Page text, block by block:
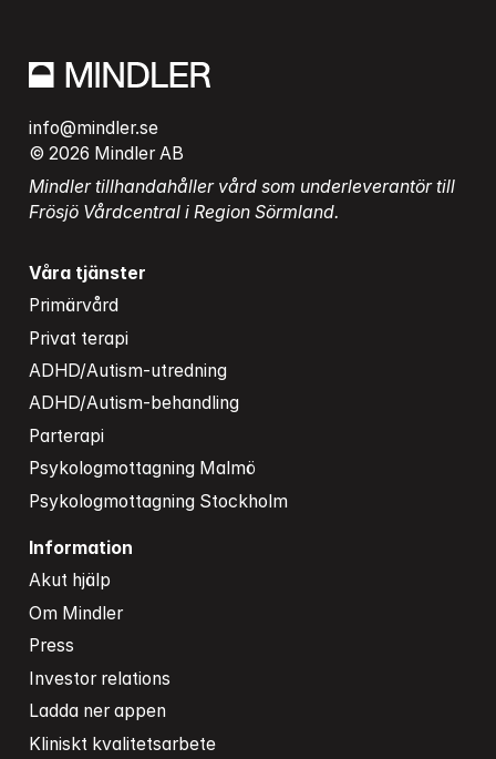
info@mindler.se
© 2026 Mindler AB
Mindler tillhandahåller vård som underleverantör till
Frösjö Vårdcentral i Region Sörmland.
Våra tjänster
Primärvård
Privat terapi
ADHD/Autism-utredning
ADHD/Autism-behandling
Parterapi
Psykologmottagning Malmö
Psykologmottagning Stockholm
Information
Akut hjälp
Om Mindler
Press
Investor relations
Ladda ner appen
Kliniskt kvalitetsarbete